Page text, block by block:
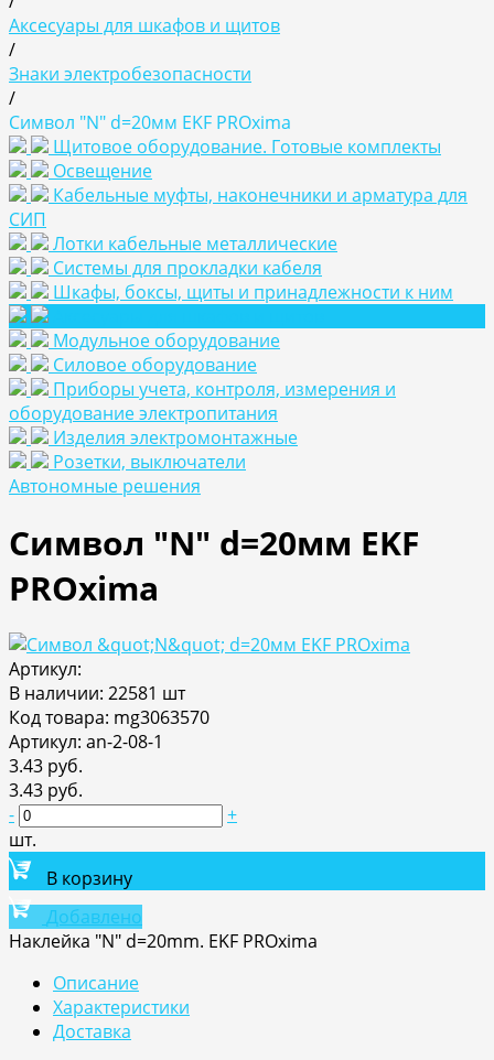
Аксесуары для шкафов и щитов
/
Знаки электробезопасности
/
Символ "N" d=20мм EKF PROxima
Щитовое оборудование. Готовые комплекты
Освещение
Кабельные муфты, наконечники и арматура для
СИП
Лотки кабельные металлические
Системы для прокладки кабеля
Шкафы, боксы, щиты и принадлежности к ним
Модульное оборудование
Силовое оборудование
Приборы учета, контроля, измерения и
оборудование электропитания
Изделия электромонтажные
Розетки, выключатели
Автономные решения
Символ "N" d=20мм EKF
PROxima
Артикул:
В наличии: 22581 шт
Код товара: mg3063570
Артикул: an-2-08-1
3.43 руб.
3.43 руб.
-
+
шт.
В корзину
Добавлено
Наклейка "N" d=20mm. EKF PROxima
Описание
Характеристики
Доставка